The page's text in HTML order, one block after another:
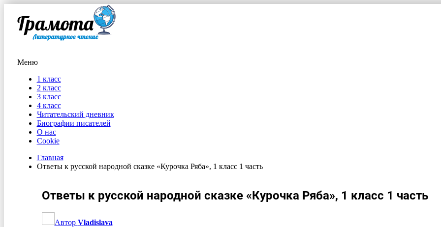
Меню
1 класс
2 класс
3 класс
4 класс
Читательский дневник
Биографии писателей
О нас
Cookie
Главная
Ответы к русской народной сказке «Курочка Ряба», 1 класс 1 часть
Ответы к русской народной сказке «Курочка Ряба», 1 класс 1 часть
Автор Vladislava